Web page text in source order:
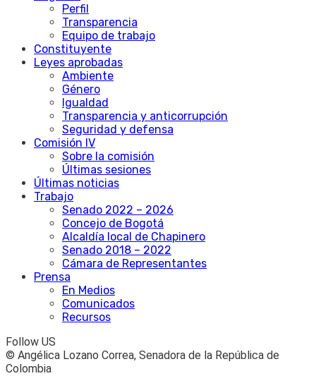
Perfil
Transparencia
Equipo de trabajo
Constituyente
Leyes aprobadas
Ambiente
Género
Igualdad
Transparencia y anticorrupción
Seguridad y defensa
Comisión IV
Sobre la comisión
Últimas sesiones
Últimas noticias
Trabajo
Senado 2022 – 2026
Concejo de Bogotá
Alcaldía local de Chapinero
Senado 2018 – 2022
Cámara de Representantes
Prensa
En Medios
Comunicados
Recursos
Follow US
© Angélica Lozano Correa, Senadora de la República de
Colombia